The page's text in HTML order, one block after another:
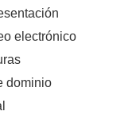
electrónico
dominio